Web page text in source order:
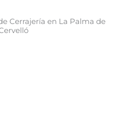
Cerrajería en La Palma de